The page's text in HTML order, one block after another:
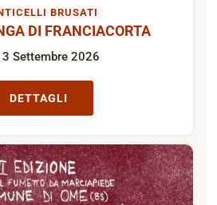
BRUSATI
DI FRANCIACORTA
Settembre 2026
DETTAGLI